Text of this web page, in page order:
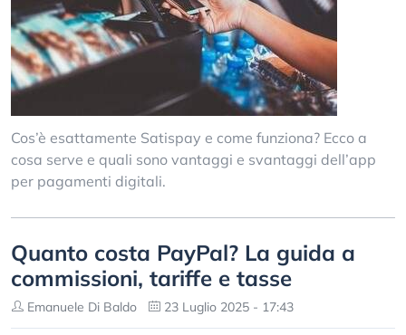
Cos’è esattamente Satispay e come funziona? Ecco a
cosa serve e quali sono vantaggi e svantaggi dell’app
per pagamenti digitali.
Quanto costa PayPal? La guida a
commissioni, tariffe e tasse
Emanuele Di Baldo 23 Luglio 2025 - 17:43